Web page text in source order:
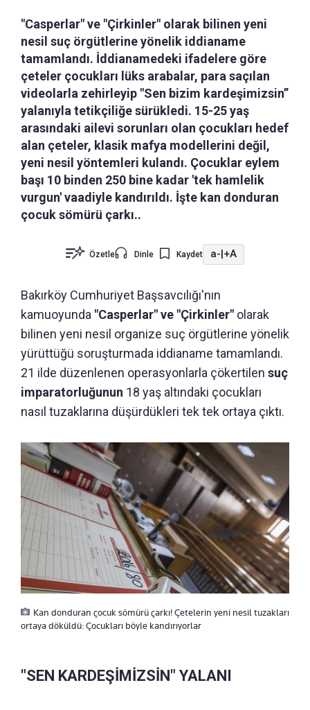
"Casperlar" ve "Çirkinler" olarak bilinen yeni
nesil suç örgütlerine yönelik iddianame
tamamlandı. İddianamedeki ifadelere göre
çeteler çocukları lüks arabalar, para saçılan
videolarla zehirleyip "Sen bizim kardeşimizsin”
yalanıyla tetikçiliğe sürükledi. 15-25 yaş
arasındaki ailevi sorunları olan çocukları hedef
alan çeteler, klasik mafya modellerini değil,
yeni nesil yöntemleri kulandı. Çocuklar eylem
başı 10 binden 250 bine kadar 'tek hamlelik
vurgun' vaadiyle kandırıldı. İşte kan donduran
çocuk sömürü çarkı..
Özetle Dinle Kaydet a- +A
Bakırköy Cumhuriyet Başsavcılığı'nın
kamuoyunda "Casperlar" ve "Çirkinler" olarak
bilinen yeni nesil organize suç örgütlerine yönelik
yürüttüğü soruşturmada iddianame tamamlandı.
21 ilde düzenlenen operasyonlarla çökertilen suç
imparatorluğunun 18 yaş altındaki çocukları
nasıl tuzaklarına düşürdükleri tek tek ortaya çıktı.
Kan donduran çocuk sömürü çarkı! Çetelerin yeni nesil tuzakları
ortaya döküldü: Çocukları böyle kandırıyorlar
"SEN KARDEŞİMİZSİN" YALANI